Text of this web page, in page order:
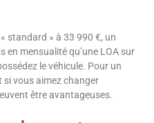
standard » à 33 990 €, un
en mensualité qu’une LOA sur
le véhicule. Pour un
vous aimez changer
être avantageuses.